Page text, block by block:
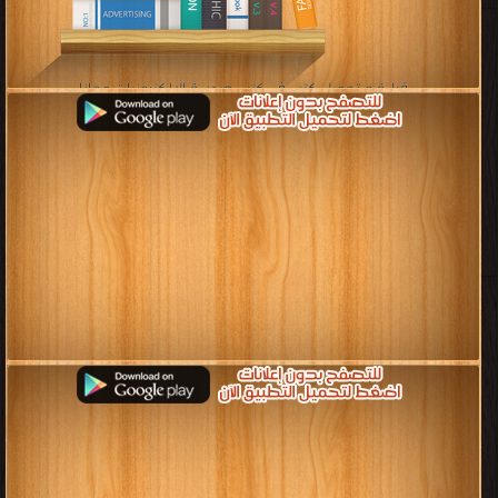
قراءة و تحميل كتب في كتب هندسة الإلكترونيات مجانا
[ 17 كتاب/كتب ]